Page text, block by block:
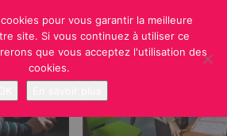
pour vous garantir la meilleure
site. Si vous continuez à utiliser ce
que vous acceptez l'utilisation des
cookies.